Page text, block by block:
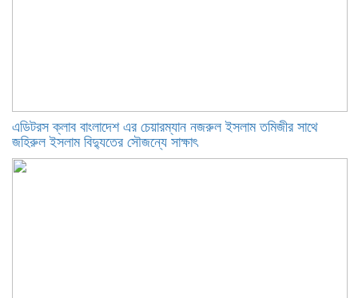
এডিটরস ক্লাব বাংলাদেশ এর চেয়ারম্যান নজরুল ইসলাম তমিজীর সাথে
জহিরুল ইসলাম বিদ্যুতের সৌজন্যে সাক্ষাৎ